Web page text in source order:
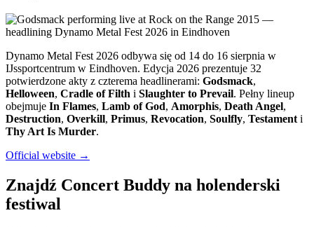
Dynamo Metal Fest 2026 odbywa się od 14 do 16 sierpnia w
IJssportcentrum w Eindhoven. Edycja 2026 prezentuje 32
potwierdzone akty z czterema headlinerami: Godsmack,
Helloween, Cradle of Filth i Slaughter to Prevail. Pełny lineup
obejmuje In Flames, Lamb of God, Amorphis, Death Angel,
Destruction, Overkill, Primus, Revocation, Soulfly, Testament i
Thy Art Is Murder.
Official website →
Znajdź Concert Buddy na holenderski
festiwal